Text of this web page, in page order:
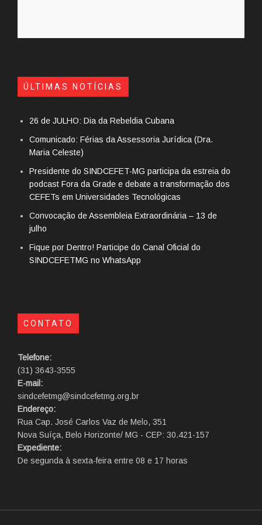
ÚLTIMAS NOTÍCIAS
26 de JULHO: Dia da Rebeldia Cubana
Comunicado: Férias da Assessoria Jurídica (Dra.
Maria Celeste)
Presidente do SINDCEFET-MG participa da estreia do
podcast Fora da Grade e debate a transformação dos
CEFETs em Universidades Tecnológicas
Convocação de Assembleia Extraordinária – 13 de
julho
Fique por Dentro! Participe do Canal Oficial do
SINDCEFETMG no WhatsApp
CONTATO
Telefone:
(31) 3643-3555
E-mail:
sindcefetmg@sindcefetmg.org.br
Endereço:
Rua Cap. José Carlos Vaz de Melo, 351
Nova Suíça, Belo Horizonte/ MG - CEP: 30.421-157
Expediente:
De segunda à sexta-feira entre 08 e 17 horas